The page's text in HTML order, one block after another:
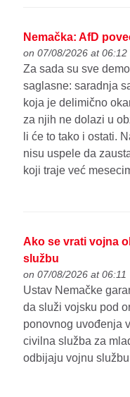
Nemačka: AfD
on 07/08/2026 at 06:12
Za sada su sve
saglasne: saradnja
koja je delimično
za njih ne dolazi u
li će to tako i ostati.
nisu uspele da
koji traje već
Ako se vrati vojna
službu
on 07/08/2026 at 06:11
Ustav Nemačke
da služi vojsku pod
ponovnog uvođenja
civilna služba za
odbijaju vojnu